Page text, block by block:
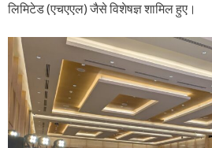
लिमिटेड (एचएएल) जैसे विशेषज्ञ शामिल हुए।